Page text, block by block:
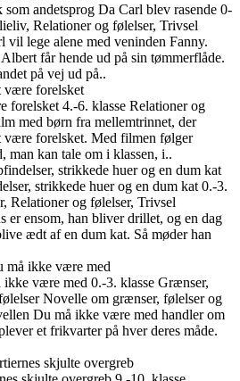
som andetsprog Da Carl blev rasende 0-
Relationer og følelser, Trivsel
vil lege alene med veninden Fanny.
får hende ud på sin tømmerflåde.
på vej ud på..
være forelsket
forelsket 4.-6. klasse Relationer og
med børn fra mellemtrinnet, der
forelsket. Med filmen følger
man kan tale om i klassen, i..
strikkede huer og en dum kat
strikkede huer og en dum kat 0.-3.
Relationer og følelser, Trivsel
er ensom, han bliver drillet, og en dag
ædt af en dum kat. Så møder han
må ikke være med
ikke være med 0.-3. klasse Grænser,
Novelle om grænser, følelser og
Du må ikke være med handler om
et frikvarter på hver deres måde.
skjulte overgreb